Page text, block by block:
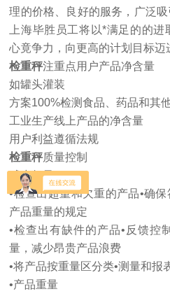
理的价格、良好的服务，广泛
上海毕胜员工将以*满足的的
心竟争力，向更高的计划目标迈
检重秤注重点用户产品净含量
如罐头灌装
方案100%检测食品、药品和其
工业生产线上产品的净含量
用户利益遵循法规
检重秤质量控制
减少超量
•检查出超重和欠重的产品•确
产品重量的规定
•检查出有缺件的产品•反馈控
量，减少昂贵产品浪费
•将产品按重量区分类•测量和报
•产品重量